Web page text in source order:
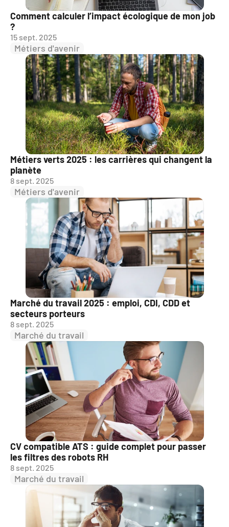
Comment calculer l’impact écologique de mon job
?
15 sept. 2025
Métiers d'avenir
Métiers verts 2025 : les carrières qui changent la
planète
8 sept. 2025
Métiers d'avenir
Marché du travail 2025 : emploi, CDI, CDD et
secteurs porteurs
8 sept. 2025
Marché du travail
CV compatible ATS : guide complet pour passer
les filtres des robots RH
8 sept. 2025
Marché du travail